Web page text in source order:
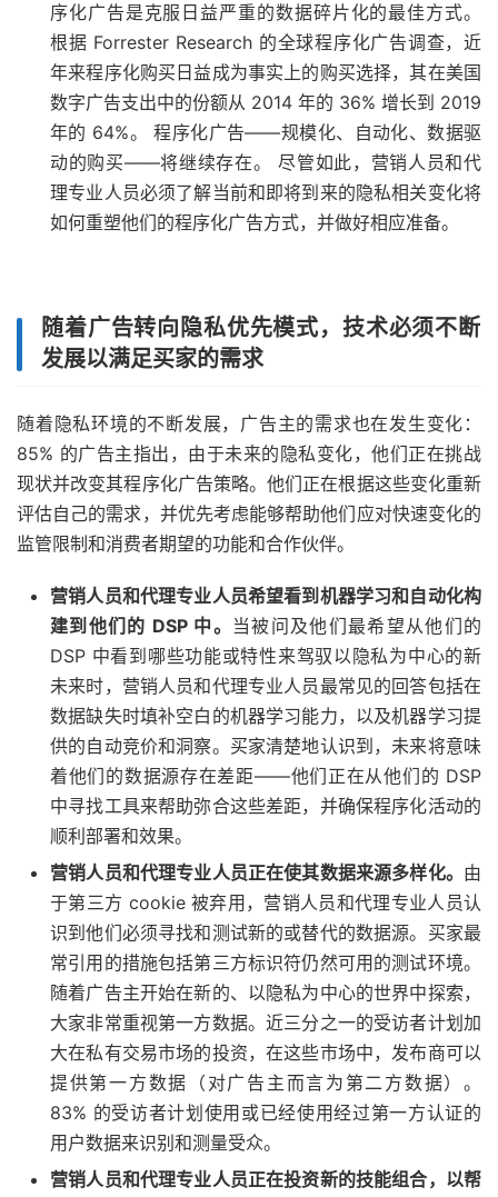
序化广告是克服日益严重的数据碎片化的最佳方式。
根据 Forrester Research 的全球程序化广告调查，近
年来程序化购买日益成为事实上的购买选择，其在美国
数字广告支出中的份额从 2014 年的 36% 增长到 2019
年的 64%。 程序化广告——规模化、自动化、数据驱
动的购买——将继续存在。 尽管如此，营销人员和代
理专业人员必须了解当前和即将到来的隐私相关变化将
如何重塑他们的程序化广告方式，并做好相应准备。
随着广告转向隐私优先模式，技术必须不断
发展以满足买家的需求
随着隐私环境的不断发展，广告主的需求也在发生变化：
85% 的广告主指出，由于未来的隐私变化，他们正在挑战
现状并改变其程序化广告策略。他们正在根据这些变化重新
评估自己的需求，并优先考虑能够帮助他们应对快速变化的
监管限制和消费者期望的功能和合作伙伴。
营销人员和代理专业人员希望看到机器学习和自动化构
建到他们的 DSP 中。 当被问及他们最希望从他们的
DSP 中看到哪些功能或特性来驾驭以隐私为中心的新
未来时，营销人员和代理专业人员最常见的回答包括在
数据缺失时填补空白的机器学习能力，以及机器学习提
供的自动竞价和洞察。买家清楚地认识到，未来将意味
着他们的数据源存在差距——他们正在从他们的 DSP
中寻找工具来帮助弥合这些差距，并确保程序化活动的
顺利部署和效果。
营销人员和代理专业人员正在使其数据来源多样化。 由
于第三方 cookie 被弃用，营销人员和代理专业人员认
识到他们必须寻找和测试新的或替代的数据源。买家最
常引用的措施包括第三方标识符仍然可用的测试环境。
随着广告主开始在新的、以隐私为中心的世界中探索，
大家非常重视第一方数据。近三分之一的受访者计划加
大在私有交易市场的投资，在这些市场中，发布商可以
提供第一方数据（对广告主而言为第二方数据）。
83% 的受访者计划使用或已经使用经过第一方认证的
用户数据来识别和测量受众。
营销人员和代理专业人员正在投资新的技能组合，以帮